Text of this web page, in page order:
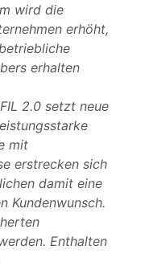
wird die
erhöht,
erhalten
2.0 setzt neue
mit
erstrecken sich
damit eine
Kundenwunsch.
Enthalten